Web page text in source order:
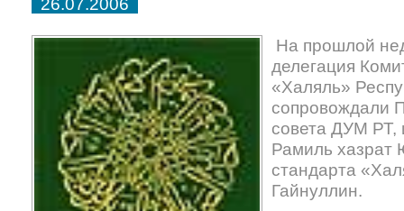
На прошлой
делегация
«Халяль»
сопровождали
совета ДУМ
Рамиль хазрат
стандарта
Гайнуллин.